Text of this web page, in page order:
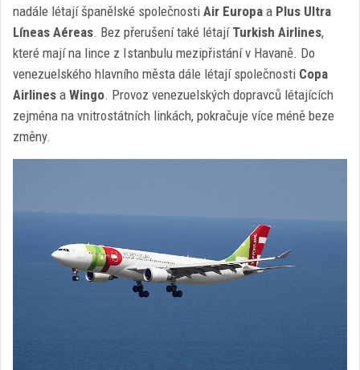
nadále létají španělské společnosti Air Europa a Plus Ultra
Líneas Aéreas. Bez přerušení také létají Turkish Airlines,
které mají na lince z Istanbulu mezipřistání v Havaně. Do
venezuelského hlavního města dále létají společnosti Copa
Airlines a Wingo. Provoz venezuelských dopravců létajících
zejména na vnitrostátních linkách, pokračuje více méně beze
změny.